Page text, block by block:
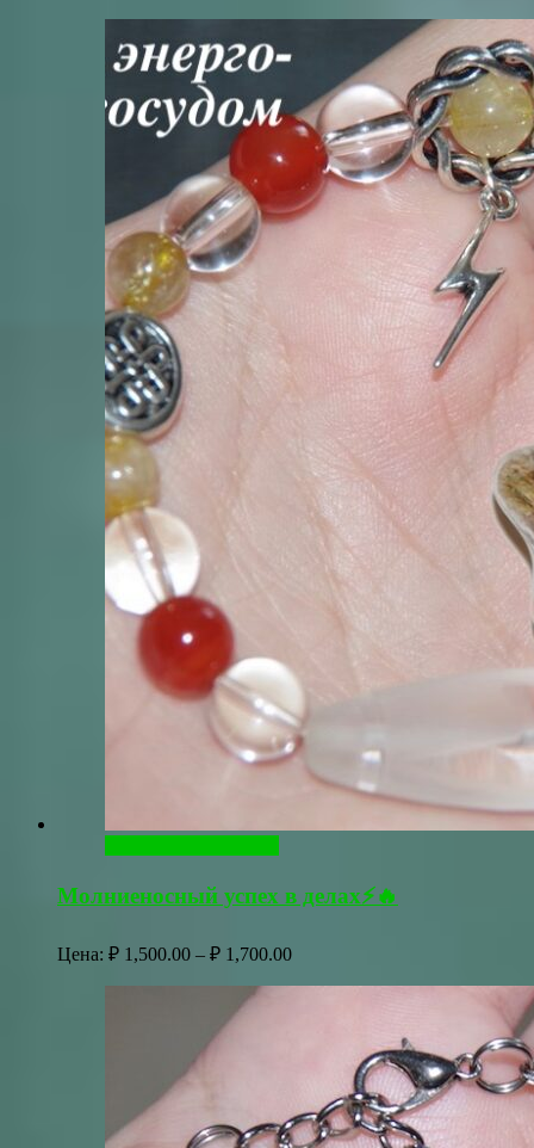
–
₽ 1,800.00
Молниеносный успех в делах⚡🔥
Цена: ₽ 1,500.00 – ₽ 1,700.00Диапазон